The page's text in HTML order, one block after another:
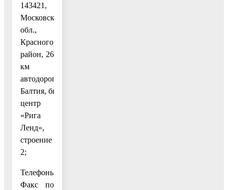
143421,
Московская
обл.,
Красногорский
район, 26
км
автодороги
Балтия, бизнес-
центр
«Рига
Ленд»,
строение
2;
Телефоны:
Факс по